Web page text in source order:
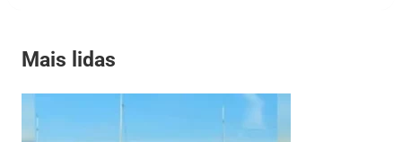
Mais lidas